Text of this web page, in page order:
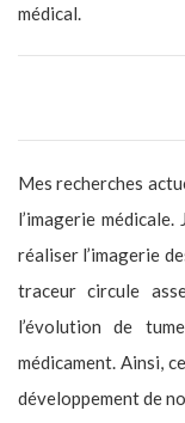
médical.
Mes recherches
l’imagerie
réaliser l’imagerie
traceur circule
l’évolution de
médicament. Ainsi,
développement de